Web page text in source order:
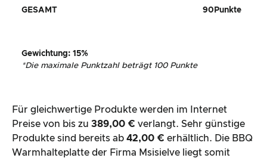
GESAMT 90 Punkte
Gewichtung: 15%
*Die maximale Punktzahl beträgt 100 Punkte
Für gleichwertige Produkte werden im Internet
Preise von bis zu 389,00 € verlangt. Sehr günstige
Produkte sind bereits ab 42,00 € erhältlich. Die BBQ
Warmhalteplatte der Firma Msisielve liegt somit